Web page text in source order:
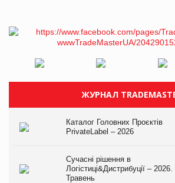
ЖУРНАЛ
Каталог Головних Проєктів
PrivateLabel – 2026
Сучасні рішення в
Логістиці&Дистрибуції – 2026.
Травень